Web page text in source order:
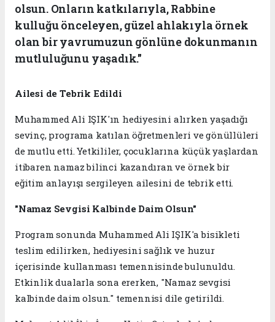
olsun. Onların katkılarıyla, Rabbine
kulluğu önceleyen, güzel ahlakıyla örnek
olan bir yavrumuzun gönlüne dokunmanın
mutluluğunu yaşadık."
Ailesi de Tebrik Edildi
Muhammed Ali IŞIK'ın hediyesini alırken yaşadığı
sevinç, programa katılan öğretmenleri ve gönüllüleri
de mutlu etti. Yetkililer, çocuklarına küçük yaşlardan
itibaren namaz bilinci kazandıran ve örnek bir
eğitim anlayışı sergileyen ailesini de tebrik etti.
"Namaz Sevgisi Kalbinde Daim Olsun"
Program sonunda Muhammed Ali IŞIK'a bisikleti
teslim edilirken, hediyesini sağlık ve huzur
içerisinde kullanması temennisinde bulunuldu.
Etkinlik dualarla sona ererken, "Namaz sevgisi
kalbinde daim olsun." temennisi dile getirildi.